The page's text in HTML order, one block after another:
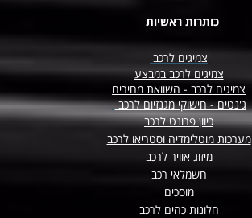
כותרות ראשיות
צמיגים לרכב
צמיגים לרכב במבצע
צמיגים לרכב - השוואת מחירים
ג'נטים - חישוקי מגנזיום לרכב
כיוון פרונט לרכב
מערכות מוטלימדיה וסטריאו לרכב
מיזוג אוויר לרכב
חשמלאי רכב
מוסכים
חלונות כהים לרכב